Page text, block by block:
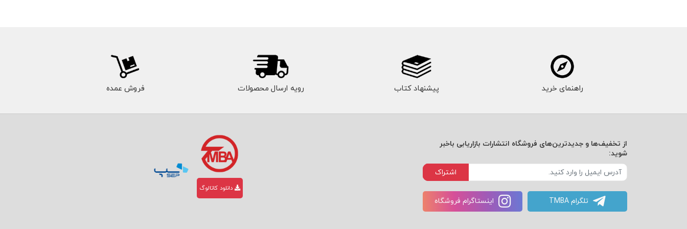
راهنمای خرید پیشنهاد کتاب رویه ارسال محصولات فروش عمده
از تخفیف‌ها و جدیدترین‌های فروشگاه انتشارات بازاریابی باخبر
شوید:
اشتراک
تلگرام TMBA اینستاگرام فروشگاه
دانلود کاتالوگ